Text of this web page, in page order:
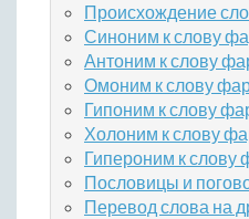
Происхождение
Синоним к слову
Антоним к слову
Омоним к слову
Гипоним к слову
Холоним к слову
Гипероним к слову
Пословицы и
Перевод слова на